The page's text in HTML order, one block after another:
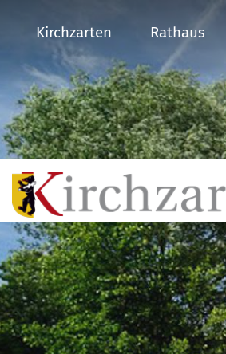
Kirchzarten Rathaus